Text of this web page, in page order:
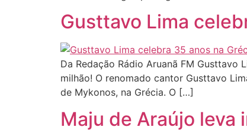
Gusttavo Lima
Da Redação Rádio Aruanã FM
milhão! O renomado cantor Gusttavo
de Mykonos, na Grécia. O […]
Maju de Araújo leva